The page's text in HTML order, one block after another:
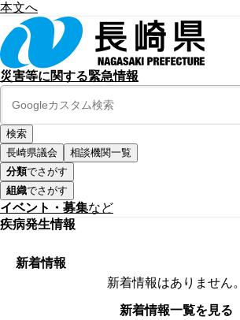
本文へ
災害等に関する緊急情報
長崎県議会
相談機関一覧
分類でさがす
組織でさがす
イベント・募集など
疾病発生情報
新着情報
新着情報はありません。
新着情報一覧を見る